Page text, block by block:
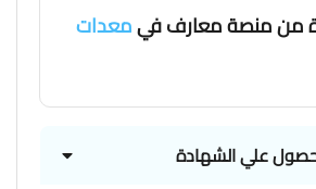
من منصة معارف فيمعدات